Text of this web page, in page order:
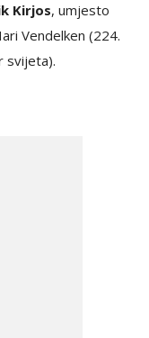
Kirjos, umjesto
Vendelken (224.
svijeta).